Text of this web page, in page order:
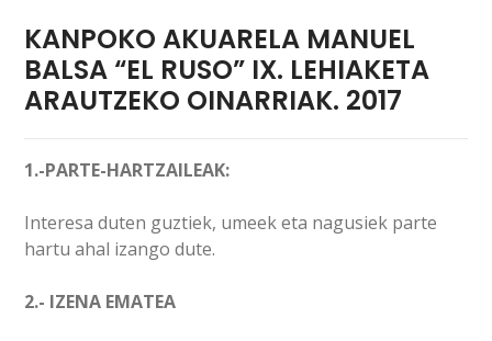
KANPOKO AKUARELA MANUEL
BALSA “EL RUSO” IX. LEHIAKETA
ARAUTZEKO OINARRIAK. 2017
1.-PARTE-HARTZAILEAK:
Interesa duten guztiek, umeek eta nagusiek parte
hartu ahal izango dute.
2.- IZENA EMATEA